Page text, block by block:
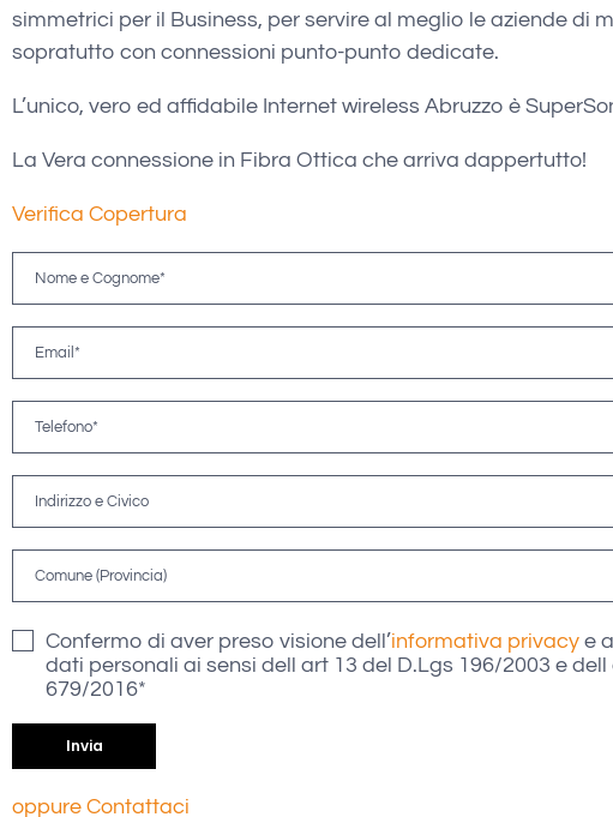
simmetrici per il Business, per servire al meglio le aziende di
sopratutto con connessioni punto-punto dedicate.
L’unico, vero ed affidabile Internet wireless Abruzzo è
La Vera connessione in Fibra Ottica che arriva dappertutto!
Verifica Copertura
Confermo di aver preso visione dell’informativa privacy e
dati personali ai sensi dell art 13 del D.Lgs 196/2003 e
679/2016*
oppure Contattaci